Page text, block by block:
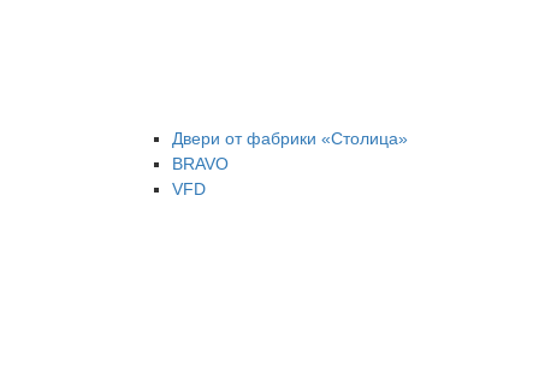
Двери от фабрики «Столица»
BRAVO
VFD